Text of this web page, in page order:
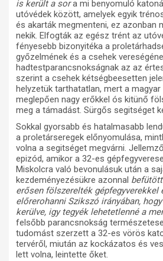
is került a sora mi benyomuló
utóvédek között, amelyek egyik
és akarták megmenteni, ez azonban
nekik. Elfogták az egész trént az
fényesebb bizonyitéka a
győzelmének és a csehek
hadtestparancsnokságnak az az
szerint a csehek kétségbeesetten
helyzetük tarthatatlan, mert a
meglepően nagy erőkkel ós kitünő
meg a támadást. Sürgős segitséget
Sokkal gyorsabb és hatalmasabb
a proletárseregek előnyomulása,
volna a segitséget megvárni.
epizód, amikor a 32-es
Miskolcra való bevonulásuk után a
kezdeményezésükre azonnal
erősen fölszerelték gépfegyverekkel
előrerohanni Szikszó irányában,
kerülve, igy tegyék lehetetlenné a
felsőbb parancsnokság
tudomást szerzett a 32-es vörös
tervéről, miután az kockázatos és
lett volna, leintette őket.